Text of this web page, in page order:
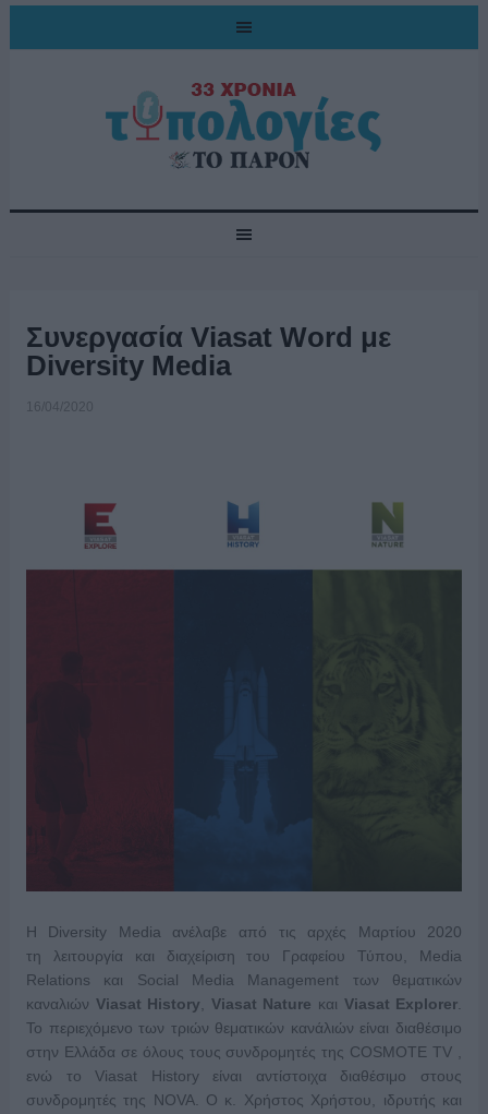
Συνεργασία Viasat Word με
Diversity Media
16/04/2020
H Diversity Media ανέλαβε από τις αρχές Μαρτίου 2020
τη λειτουργία και διαχείριση του Γραφείου Τύπου, Media
Relations και Social Media Management των θεματικών
καναλιών Viasat History Viasat Nature και Viasat Explorer
Το περιεχόμενο των τριών θεματικών κανάλιών είναι διαθέσιμο
στην Ελλάδα σε όλους τους συνδρομητές της COSMOTE TV ,
ενώ το Viasat History είναι αντίστοιχα διαθέσιμο στους
συνδρομητές της NOVA. Ο κ. Χρήστος Χρήστου, ιδρυτής και